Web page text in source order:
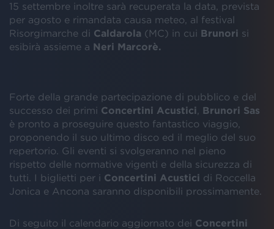
15 settembre inoltre sarà recuperata la data, prevista
per agosto e rimandata causa meteo, al festival
Risorgimarche di Caldarola (MC) in cui Brunori si
esibirà assieme a Neri Marcorè.
Forte della grande partecipazione di pubblico e del
successo dei primi Concertini Acustici Brunori Sas
è pronto a proseguire questo fantastico viaggio,
proponendo il suo ultimo disco ed il meglio del suo
repertorio. Gli eventi si svolgeranno nel pieno
rispetto delle normative vigenti e della sicurezza di
tutti. I biglietti per i Concertini Acustici di Roccella
Jonica e Ancona saranno disponibili prossimamente.
Di seguito il calendario aggiornato dei Concertini